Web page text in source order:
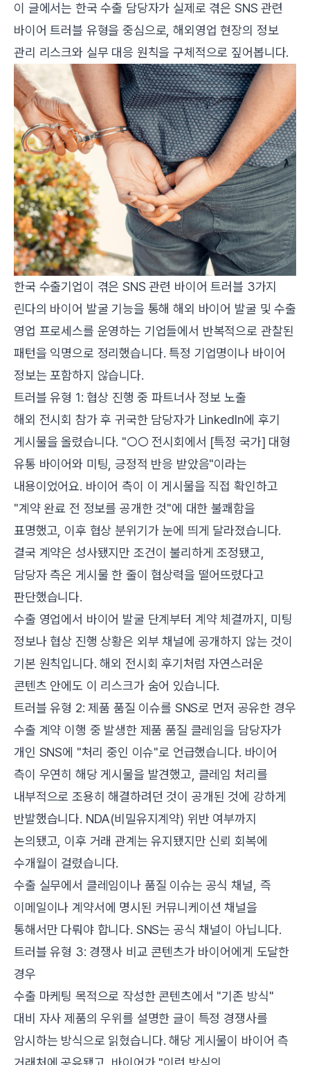
이 글에서는 한국 수출 담당자가 실제로 겪은 SNS 관련
바이어 트러블 유형을 중심으로, 해외영업 현장의 정보
관리 리스크와 실무 대응 원칙을 구체적으로 짚어봅니다.
한국 수출기업이 겪은 SNS 관련 바이어 트러블 3가지
린다의 바이어 발굴 기능을 통해 해외 바이어 발굴 및 수출
영업 프로세스를 운영하는 기업들에서 반복적으로 관찰된
패턴을 익명으로 정리했습니다. 특정 기업명이나 바이어
정보는 포함하지 않습니다.
트러블 유형 1: 협상 진행 중 파트너사 정보 노출
해외 전시회 참가 후 귀국한 담당자가 LinkedIn에 후기
게시물을 올렸습니다. "○○ 전시회에서 [특정 국가] 대형
유통 바이어와 미팅, 긍정적 반응 받았음"이라는
내용이었어요. 바이어 측이 이 게시물을 직접 확인하고
"계약 완료 전 정보를 공개한 것"에 대한 불쾌함을
표명했고, 이후 협상 분위기가 눈에 띄게 달라졌습니다.
결국 계약은 성사됐지만 조건이 불리하게 조정됐고,
담당자 측은 게시물 한 줄이 협상력을 떨어뜨렸다고
판단했습니다.
수출 영업에서 바이어 발굴 단계부터 계약 체결까지, 미팅
정보나 협상 진행 상황은 외부 채널에 공개하지 않는 것이
기본 원칙입니다. 해외 전시회 후기처럼 자연스러운
콘텐츠 안에도 이 리스크가 숨어 있습니다.
트러블 유형 2: 제품 품질 이슈를 SNS로 먼저 공유한 경우
수출 계약 이행 중 발생한 제품 품질 클레임을 담당자가
개인 SNS에 "처리 중인 이슈"로 언급했습니다. 바이어
측이 우연히 해당 게시물을 발견했고, 클레임 처리를
내부적으로 조용히 해결하려던 것이 공개된 것에 강하게
반발했습니다. NDA(비밀유지계약) 위반 여부까지
논의됐고, 이후 거래 관계는 유지됐지만 신뢰 회복에
수개월이 걸렸습니다.
수출 실무에서 클레임이나 품질 이슈는 공식 채널, 즉
이메일이나 계약서에 명시된 커뮤니케이션 채널을
통해서만 다뤄야 합니다. SNS는 공식 채널이 아닙니다.
트러블 유형 3: 경쟁사 비교 콘텐츠가 바이어에게 도달한
경우
수출 마케팅 목적으로 작성한 콘텐츠에서 "기존 방식"
대비 자사 제품의 우위를 설명한 글이 특정 경쟁사를
암시하는 방식으로 읽혔습니다. 해당 게시물이 바이어 측